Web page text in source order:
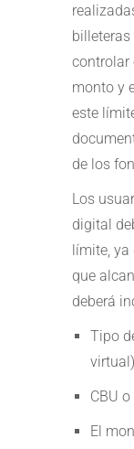
controlar
monto y
este
de los
Los
digital
límite, ya
que
deberá
Tipo
virtual)
CBU
El